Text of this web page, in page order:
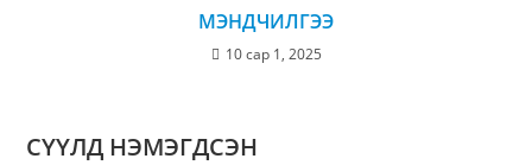
МЭНДЧИЛГЭЭ
10 сар 1, 2025
СҮҮЛД НЭМЭГДСЭН